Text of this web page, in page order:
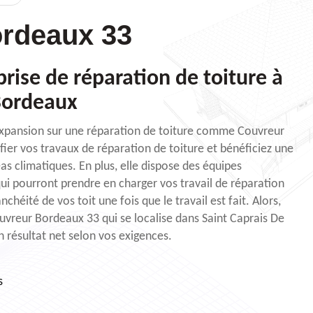
33
de réparation de toiture à
sur une réparation de toiture comme Couvreur
vos travaux de réparation de toiture et bénéficiez une
climatiques. En plus, elle dispose des équipes
pourront prendre en charger vos travail de réparation
de vos toit une fois que le travail est fait. Alors,
Bordeaux 33 qui se localise dans Saint Caprais De
net selon vos exigences.